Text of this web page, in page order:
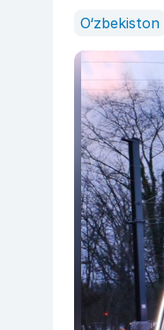
O‘zbekiston